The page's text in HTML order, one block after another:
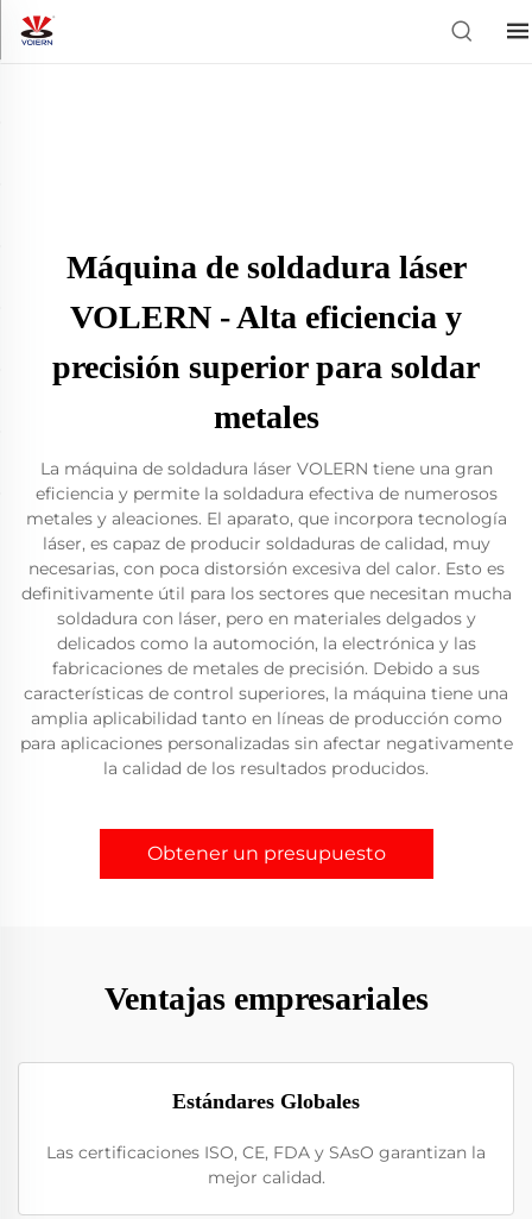
Máquina de soldadura láser
VOLERN - Alta eficiencia y
precisión superior para soldar
metales
La máquina de soldadura láser VOLERN tiene una gran
eficiencia y permite la soldadura efectiva de numerosos
metales y aleaciones. El aparato, que incorpora tecnología
láser, es capaz de producir soldaduras de calidad, muy
necesarias, con poca distorsión excesiva del calor. Esto es
definitivamente útil para los sectores que necesitan mucha
soldadura con láser, pero en materiales delgados y
delicados como la automoción, la electrónica y las
fabricaciones de metales de precisión. Debido a sus
características de control superiores, la máquina tiene una
amplia aplicabilidad tanto en líneas de producción como
para aplicaciones personalizadas sin afectar negativamente
la calidad de los resultados producidos.
Obtener un presupuesto
Ventajas empresariales
Estándares Globales
Las certificaciones ISO, CE, FDA y SAsO garantizan la
mejor calidad.